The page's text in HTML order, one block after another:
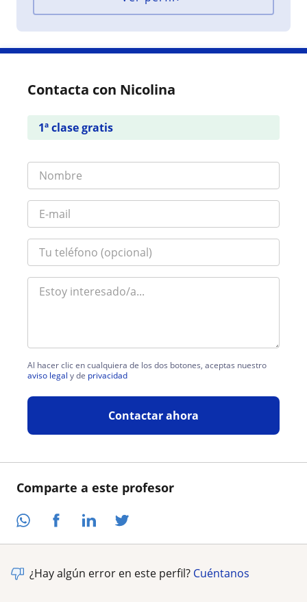
Comparte a este profesor
Contacta con Nicolina
1ª clase gratis
Al hacer clic en cualquiera de los dos botones, aceptas nuestro
aviso legal y de privacidad
Contactar ahora
¿Hay algún error en este perfil? Cuéntanos